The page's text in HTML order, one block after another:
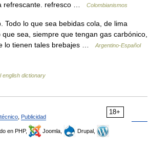
refrescante. refresco …
Colombianismos
Todo lo que sea bebidas cola, de lima
sea, siempre que tengan gas carbónico,
lo tienen tales brebajes …
Argentino-Español
english dictionary
18+
Publicidad
en PHP, Joomla,
Drupal,